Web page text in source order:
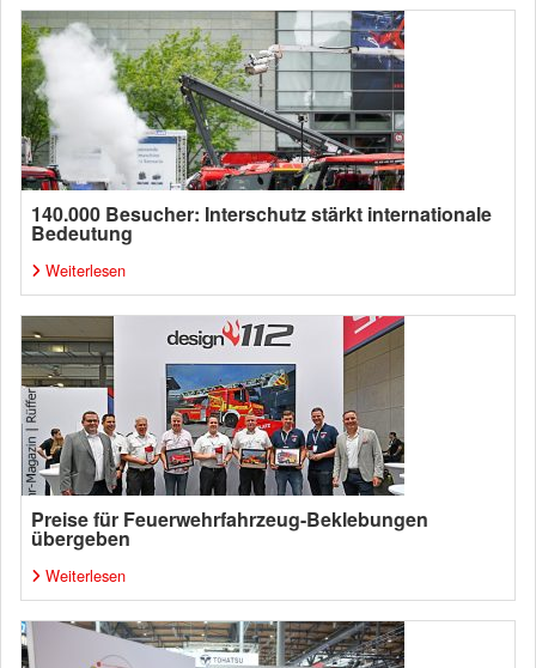
140.000 Besucher: Interschutz stärkt internationale
Bedeutung
Weiterlesen
Preise für Feuerwehrfahrzeug-Beklebungen
übergeben
Weiterlesen